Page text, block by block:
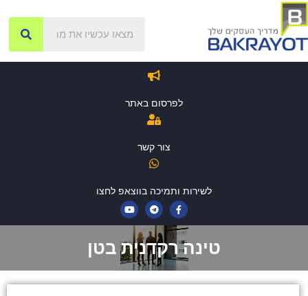
לפרסום באתר
צור קשר
לשירות ותמיכה בווצאפ לחצו
טינה רקדנית בטן